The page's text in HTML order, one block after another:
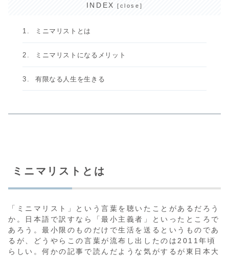
INDEX
ミニマリストとは
ミニマリストになるメリット
有限なる人生を生きる
ミニマリストとは
「ミニマリスト」という言葉を聴いたことがあるだろう
か。日本語で訳すなら「最小主義者」といったところで
あろう。最小限のものだけで生活を送るというものであ
るが、どうやらこの言葉が流布し出したのは2011年頃
らしい。何かの記事で読んだような気がするが東日本大